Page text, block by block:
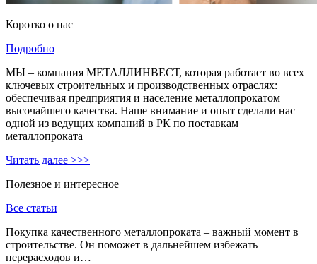
Коротко о нас
Подробно
МЫ – компания МЕТАЛЛИНВЕСТ, которая работает во всех
ключевых строительных и производственных отраслях:
обеспечивая предприятия и население металлопрокатом
высочайшего качества. Наше внимание и опыт сделали нас
одной из ведущих компаний в РК по поставкам
металлопроката
Читать далее >>>
Полезное и интересное
Все статьи
Покупка качественного металлопроката – важный момент в
строительстве. Он поможет в дальнейшем избежать
перерасходов и…